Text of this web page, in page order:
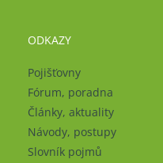
ODKAZY
Pojišťovny
Fórum, poradna
Články, aktuality
Návody, postupy
Slovník pojmů